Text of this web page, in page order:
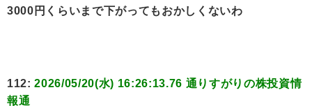
3000円くらいまで下がってもおかしくないわ
112:2026/05/20(水) 16:26:13.76 通りすがりの株投資情
報通